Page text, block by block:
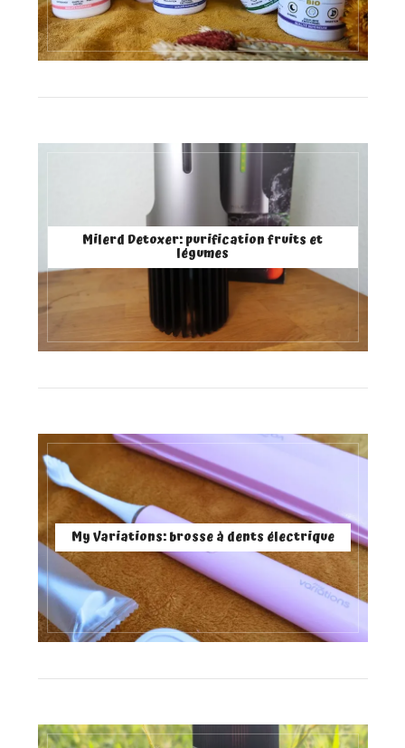
Milerd Detoxer: purification fruits et
légumes
My Variations: brosse à dents électrique